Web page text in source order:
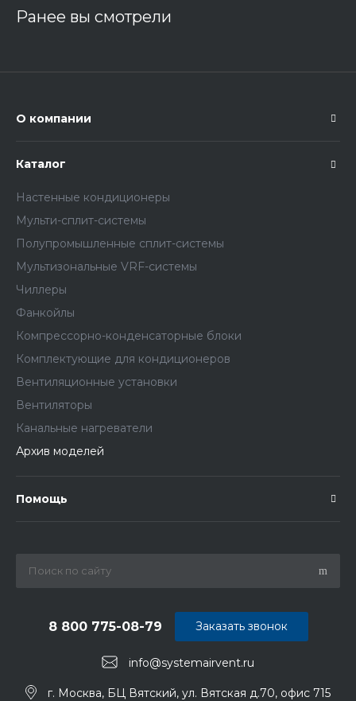
Ранее вы смотрели
О компании
Каталог
Настенные кондиционеры
Мульти-сплит-системы
Полупромышленные сплит-системы
Мультизональные VRF-системы
Чиллеры
Фанкойлы
Компрессорно-конденсаторные блоки
Комплектующие для кондиционеров
Вентиляционные установки
Вентиляторы
Канальные нагреватели
Архив моделей
Помощь
info@systemairvent.ru
8 800 775-08-79
г. Москва, БЦ Вятский, ул. Вятская д.70, офис 715
Заказать звонок